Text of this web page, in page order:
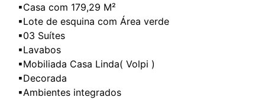
▪Casa com 179,29 M²
▪Lote de esquina com Área verde
▪03 Suítes
▪Lavabos
▪Mobiliada Casa Linda( Volpi )
▪Decorada
▪Ambientes integrados